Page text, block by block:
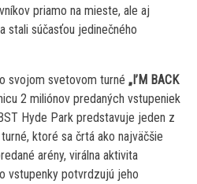
priamo na mieste, ale aj
stali súčasťou jedinečného
svojom svetovom turné „I’M BACK
2 miliónov predaných vstupeniek
Hyde Park predstavuje jeden z
ktoré sa črtá ako najväčšie
arény, virálna aktivita
vstupenky potvrdzujú jeho